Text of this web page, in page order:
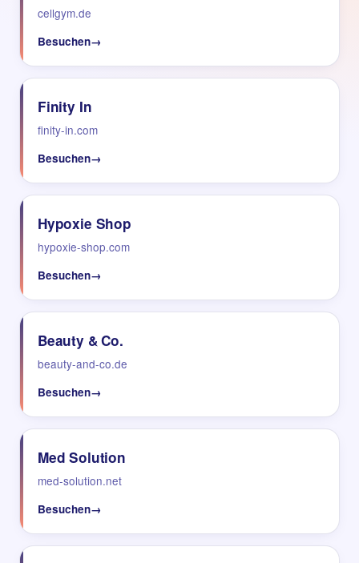
cellgym.de
Besuchen→
Finity In
finity-in.com
Besuchen→
Hypoxie Shop
hypoxie-shop.com
Besuchen→
Beauty & Co.
beauty-and-co.de
Besuchen→
Med Solution
med-solution.net
Besuchen→